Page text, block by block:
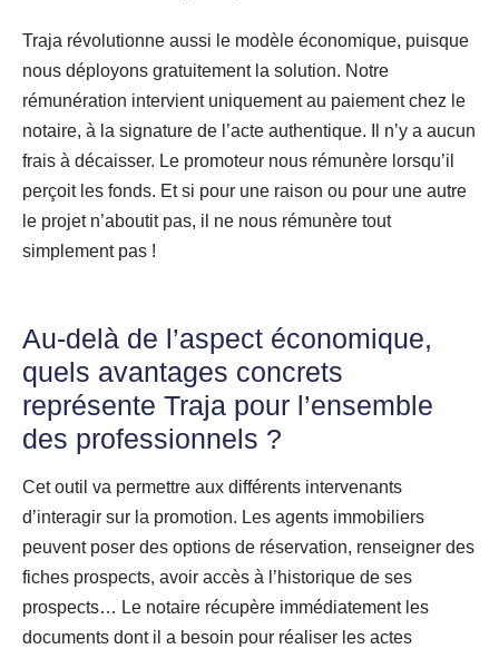
Traja révolutionne aussi le modèle économique, puisque
nous déployons gratuitement la solution. Notre
rémunération intervient uniquement au paiement chez le
notaire, à la signature de l’acte authentique. Il n’y a aucun
frais à décaisser. Le promoteur nous rémunère lorsqu’il
perçoit les fonds. Et si pour une raison ou pour une autre
le projet n’aboutit pas, il ne nous rémunère tout
simplement pas !
Au-delà de l’aspect économique,
quels avantages concrets
représente Traja pour l’ensemble
des professionnels ?
Cet outil va permettre aux différents intervenants
d’interagir sur la promotion. Les agents immobiliers
peuvent poser des options de réservation, renseigner des
fiches prospects, avoir accès à l’historique de ses
prospects… Le notaire récupère immédiatement les
documents dont il a besoin pour réaliser les actes